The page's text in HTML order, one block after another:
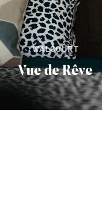
WALCOURT
Vue de Rêve